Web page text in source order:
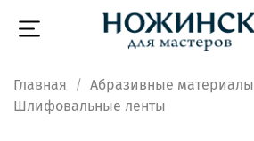
Главная
Абразивные материалы
Шлифовальные ленты